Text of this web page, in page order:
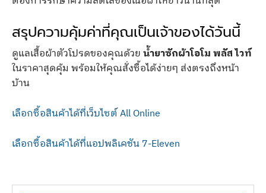
สรุปความคุ้มค่าที่คุณเป็นเจ้าของได้วันนี้
ดูแลเสื้อผ้าตัวโปรดของคุณด้วยน้ำยาซักผ้าโอโม พลัส ไวท์
ในราคาสุดคุ้ม พร้อมให้คุณสั่งซื้อได้ง่ายๆ ส่งตรงถึงหน้า
บ้าน
เลือกซื้อสินค้าได้ที่เว็บไซต์ All Online
เลือกซื้อสินค้าได้ที่แอปพลิเคชัน 7-Eleven